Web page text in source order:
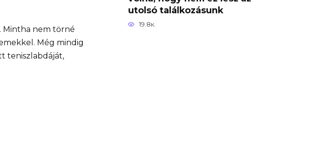
Mintha nem törné
Még mindig
teniszlabdáját,
utolsó találkozásunk
19.8к.